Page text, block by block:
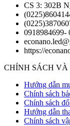
CS 3: 302B
0918984699-
https://
CHÍNH SÁCH
Hướng dẫn
Chính sách
Chính sách
Hướng dẫn
Chính sách